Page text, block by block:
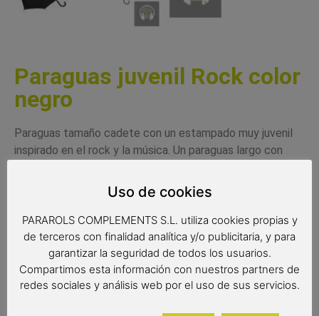
Paraguas juvenil Rock color
negro
Paraguas tamaño cadete con un estampado muy juvenil
inspirado en el rock y la música. Un paraguas largo con
tejido extra resistente al agua que garantiza mayor
protección. Paraguas con las medidas perfectas para los
jóvenes que están en la franja de edad en que los
paraguas infantiles son demasiado pequeños y los de
adulto demasiado grandes. Un paraguas muy práctico y de
peso ligero, con un diseño juvenil.
Uso de cookies
PARAROLS COMPLEMENTS S.L. utiliza cookies propias y
de terceros con finalidad analítica y/o publicitaria, y para
garantizar la seguridad de todos los usuarios.
Compartimos esta información con nuestros partners de
redes sociales y análisis web por el uso de sus servicios.